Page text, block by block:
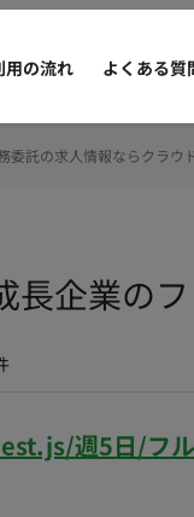
用の流れ よくある質
長企業の
週5日/フ
委託の求人情報ならクラウ